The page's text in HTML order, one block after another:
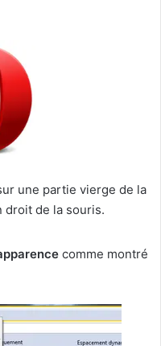
une partie vierge de la
droit de la souris.
comme montré